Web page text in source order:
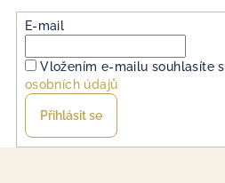
E-mail
Vložením e-mailu souhlasíte s
osobních údajů
Přihlásit se